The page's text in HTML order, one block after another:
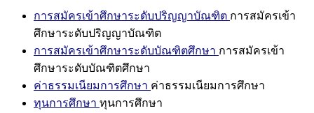
การสมัครเข้าศึกษาระดับปริญญาบัณฑิต การสมัครเข้า
ศึกษาระดับปริญญาบัณฑิต
การสมัครเข้าศึกษาระดับบัณฑิตศึกษา การสมัครเข้า
ศึกษาระดับบัณฑิตศึกษา
ค่าธรรมเนียมการศึกษา ค่าธรรมเนียมการศึกษา
ทุนการศึกษา ทุนการศึกษา